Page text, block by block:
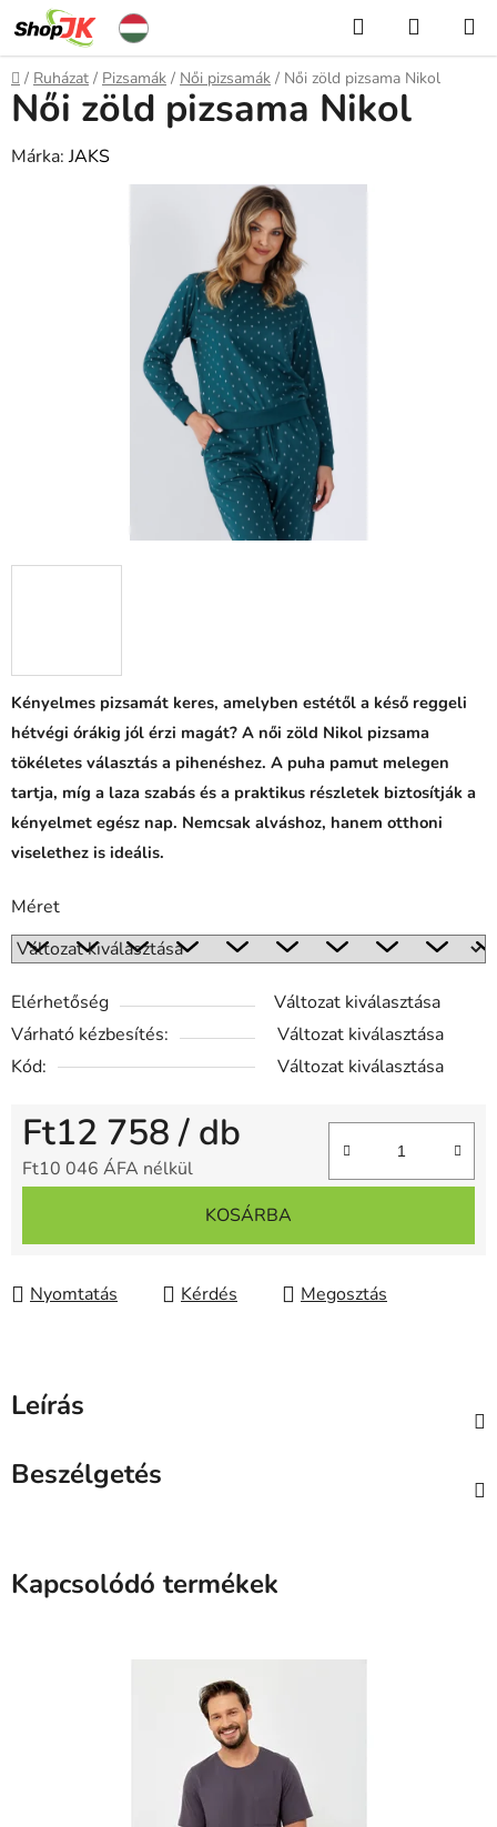
Ugrás
fő
tartalomhoz
KeresésKOSÁR
Kezdőlap
/ Ruházat / Pizsamák / Női pizsamák / Női zöld pizsama Nikol
Kényelmes pizsamát keres, amelyben estétől a késő reggeli
hétvégi órákig jól érzi magát? A női zöld Nikol pizsama
tökéletes választás a pihenéshez. A puha pamut melegen
tartja, míg a laza szabás és a praktikus részletek biztosítják a
kényelmet egész nap. Nemcsak alváshoz, hanem otthoni
viselethez is ideális.
Méret
Elérhetőség
Változat kiválasztása
Várható kézbesítés:
Változat kiválasztása
Kód:
Változat kiválasztása
Ft12 758/ db
Ft10 046 ÁFA nélkül
KOSÁRBA
Nyomtatás Kérdés Megosztás
Női zöld pizsama Nikol
Márka:JAKS
Leírás
Beszélgetés
Kapcsolódó termékek